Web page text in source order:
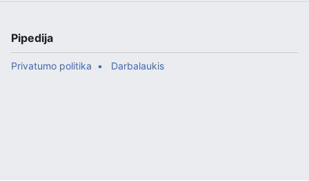
Pipedija
Privatumo politika Darbalaukis